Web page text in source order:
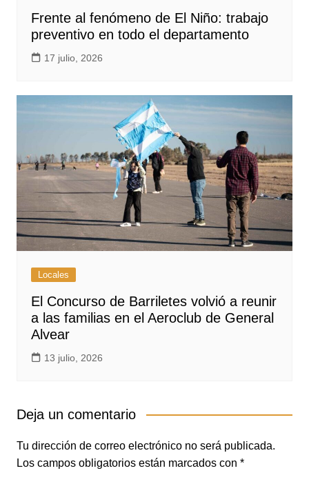
Frente al fenómeno de El Niño: trabajo
preventivo en todo el departamento
17 julio, 2026
Locales
El Concurso de Barriletes volvió a reunir
a las familias en el Aeroclub de General
Alvear
13 julio, 2026
Deja un comentario
Tu dirección de correo electrónico no será publicada.
Los campos obligatorios están marcados con *